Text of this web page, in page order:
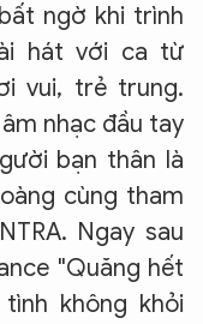
ngờ khi trình
hát với ca từ
vui, trẻ trung.
nhạc đầu tay
bạn thân là
cùng tham
Ngay sau
"Quăng hết
không khỏi